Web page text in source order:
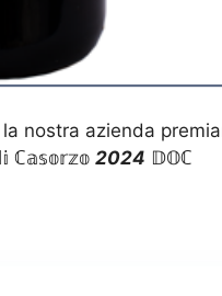
nostra azienda
ℂ𝕒𝕤𝕠𝕣𝕫𝕠 2024 𝔻𝕆ℂ